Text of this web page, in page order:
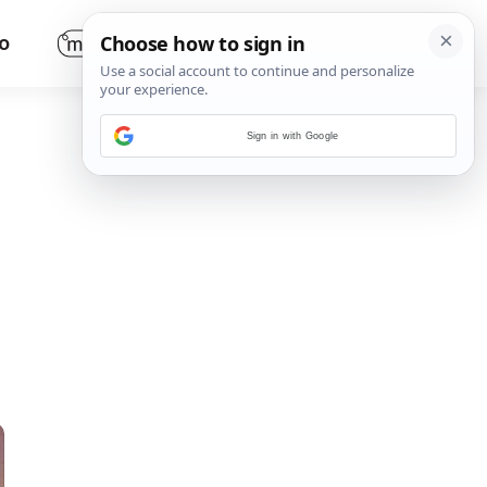
Sign in with Google